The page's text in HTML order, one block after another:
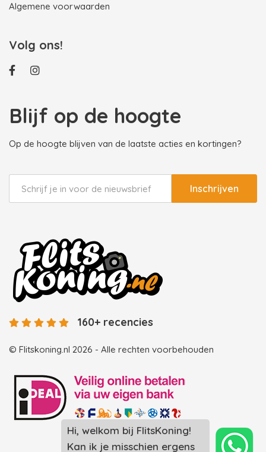
Algemene voorwaarden
Volg ons!
Blijf op de hoogte
Op de hoogte blijven van de laatste acties en kortingen?
Inschrijven
© Flitskoning.nl 2026 - Alle rechten voorbehouden
160+ recencies
Landingspagina overzicht photobooths
Landingspagina overzicht videobooths